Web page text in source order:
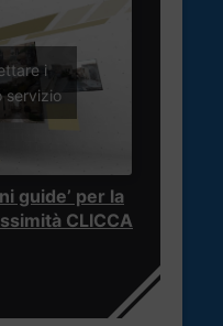
i
servizio
guide’ per la
CLICCA